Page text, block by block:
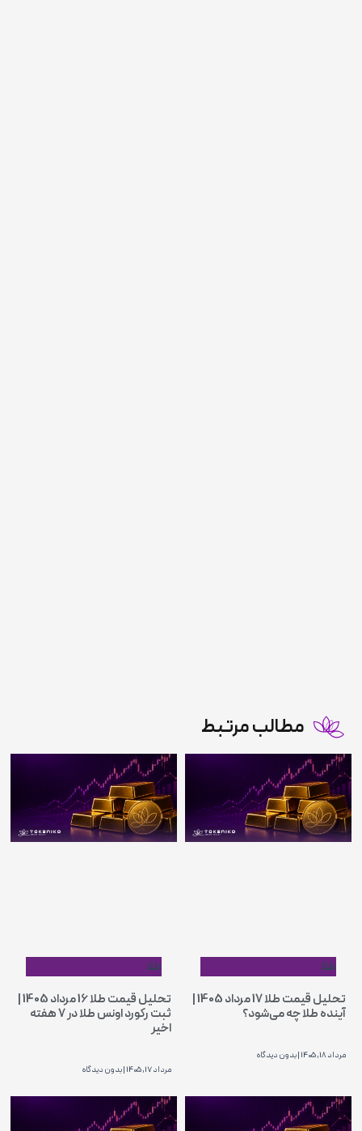
مطالب مرتبط
طلا
تحلیل قیمت طلا 17 مرداد 1405 |
آینده طلا چه می‌شود؟
مرداد 18, 1405 بدون دیدگاه
طلا
تحلیل قیمت طلا 16 مرداد 1405 |
ثبت رکورد اونس طلا در ۷ هفته
اخیر
مرداد 17, 1405 بدون دیدگاه